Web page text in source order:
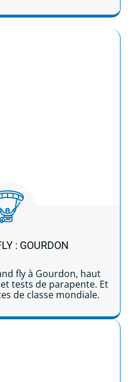
: GOURDON
fly à Gourdon, haut
tests de parapente. Et
de classe mondiale.